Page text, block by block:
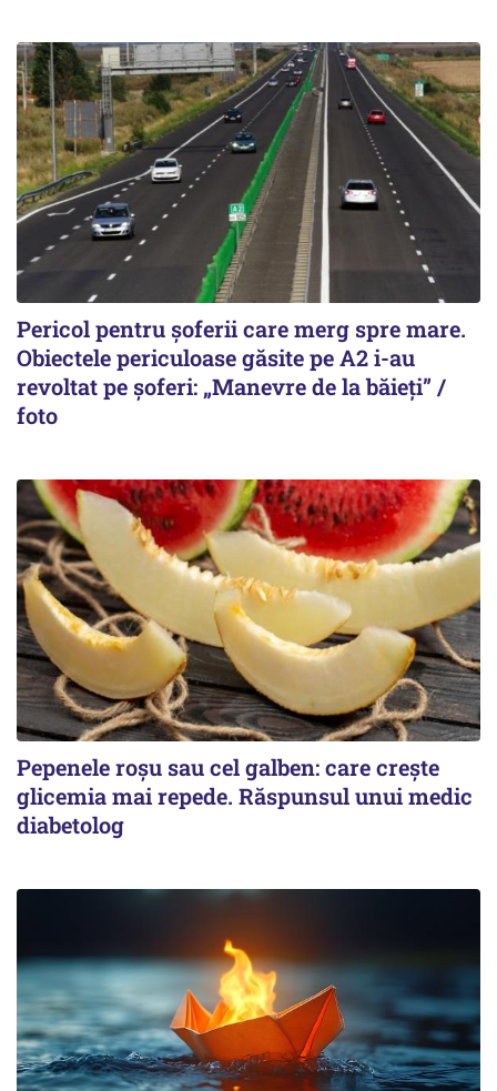
Pericol pentru șoferii care merg spre mare.
Obiectele periculoase găsite pe A2 i-au
revoltat pe șoferi: „Manevre de la băieți” /
foto
Pepenele roșu sau cel galben: care crește
glicemia mai repede. Răspunsul unui medic
diabetolog